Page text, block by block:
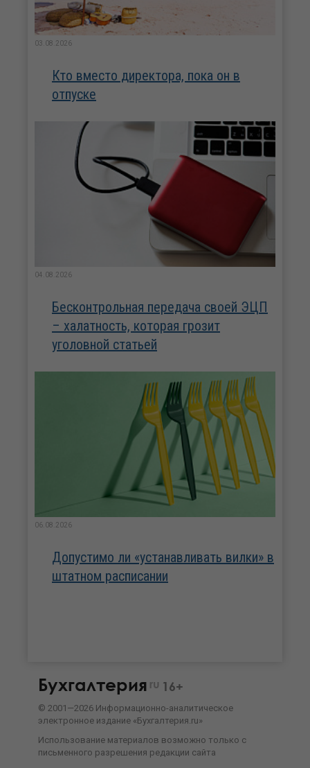
03.08.2026
Кто вместо директора, пока он в
отпуске
04.08.2026
Бесконтрольная передача своей ЭЦП
– халатность, которая грозит
уголовной статьей
06.08.2026
Допустимо ли «устанавливать вилки» в
штатном расписании
Бухгалтерия ru 16+
© 2001—2026 Информационно-аналитическое
электронное издание «Бухгалтерия.ru»
Использование материалов возможно только с
письменного разрешения редакции сайта